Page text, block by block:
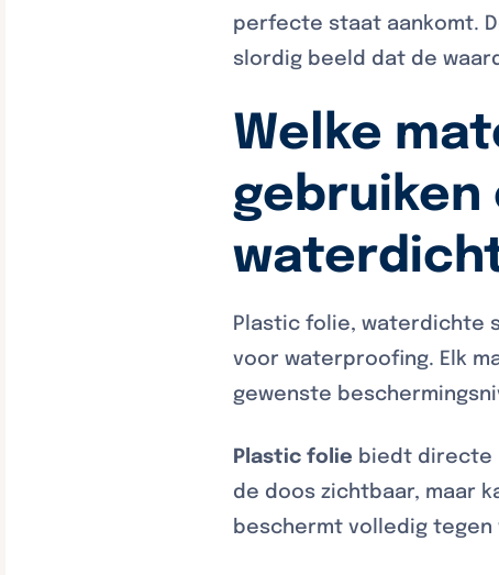
perfecte staat aankomt.
slordig beeld dat de
Welke
gebruiken
Plastic folie, waterdichte
voor waterproofing. Elk
gewenste
Plastic folie biedt directe
de doos zichtbaar, maar
beschermt volledig tegen